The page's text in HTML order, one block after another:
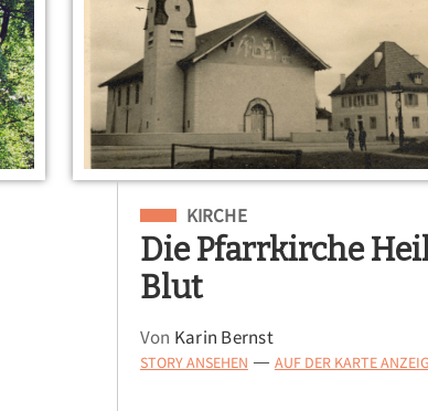
Eingeordnet unter
KIRCHE
Die Pfarrkirche
Blut
Von Karin Bernst
STORY ANSEHEN — AUF DER KARTE